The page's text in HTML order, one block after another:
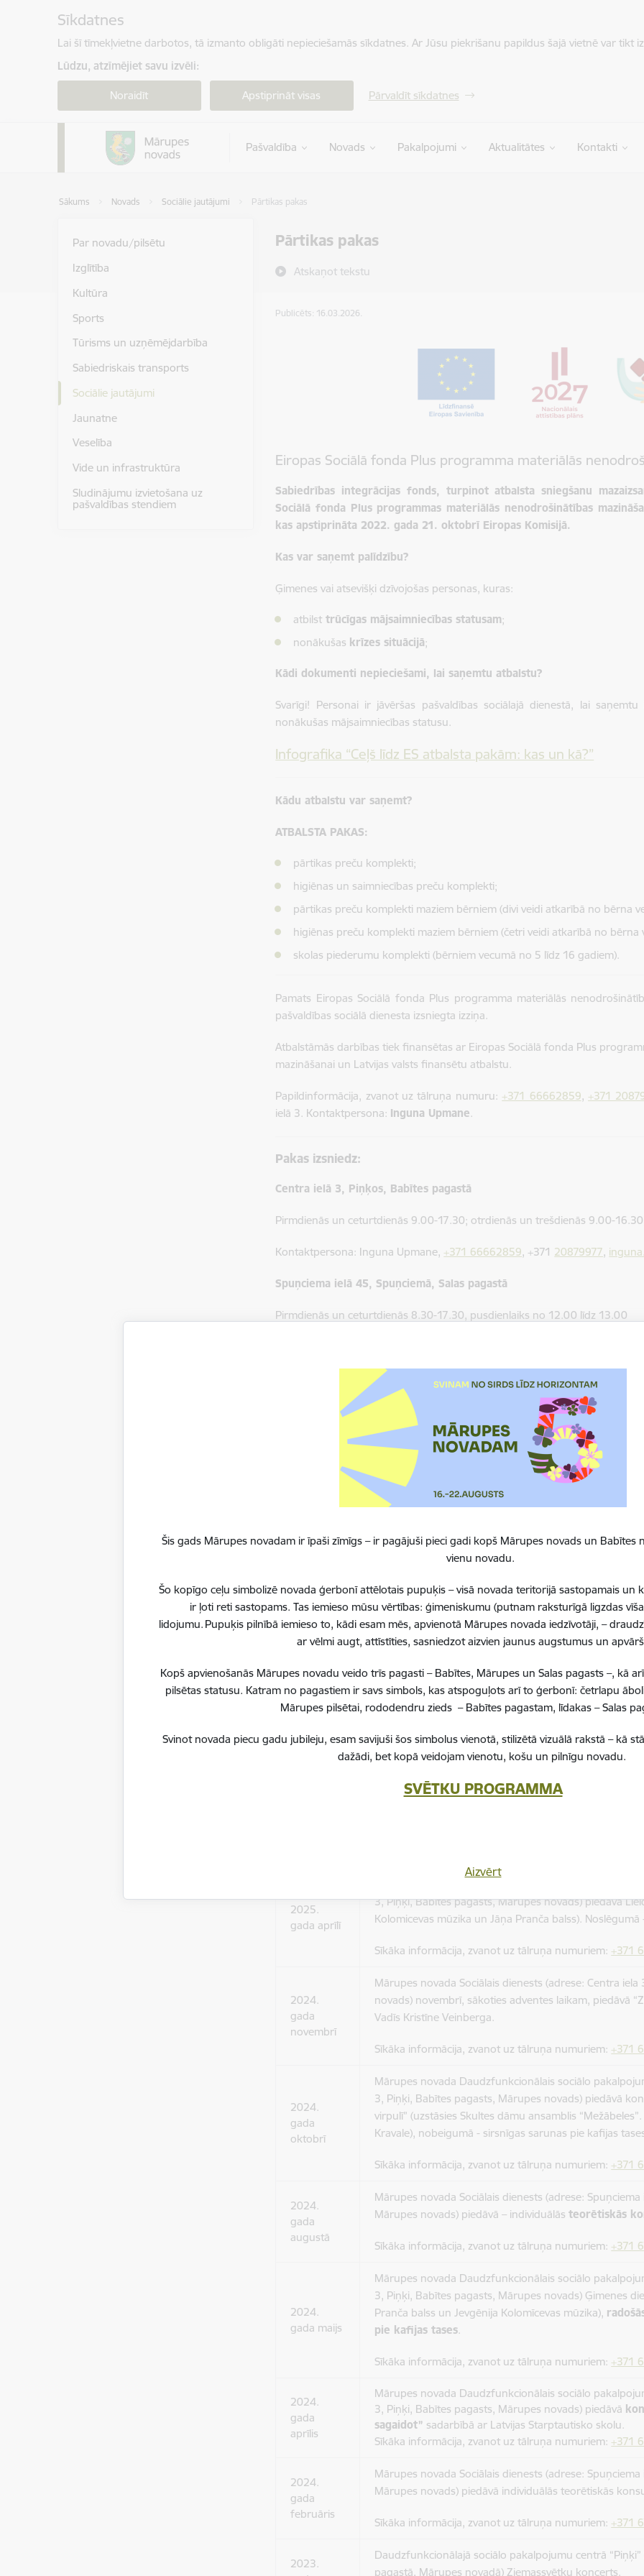
Sīkdatnes
Lai šī tīmekļvietne darbotos, tā izmanto obligāti nepieciešamās sīkdatnes. Ar Jūsu piekrišanu papildus šajā vietnē var tikt
Lūdzu, atzīmējiet savu izvēli:
Noraidīt Apstiprināt visas Pārvaldīt sīkdatnes
Pašvaldība Novads Pakalpojumi Aktualitātes Kontakti
Sākums Novads Sociālie jautājumi Pārtikas pakas
Pārtikas pakas
Atskaņot tekstu
Šis gads Mārupes novadam ir īpaši zīmīgs – ir pagājuši pieci gadi kopš Mārupes novads un
vienu novadu.
Šo kopīgo ceļu simbolizē novada ģerbonī attēlotais pupuķis – visā novada teritorijā sastopamais un
ir ļoti reti sastopams. Tas iemieso mūsu vērtības: ģimeniskumu (putnam raksturīgā ligzdas
lidojumu. Pupuķis pilnībā iemieso to, kādi esam mēs, apvienotā Mārupes novada iedzīvotāji, –
ar vēlmi augt, attīstīties, sasniedzot aizvien jaunus augstumus un
Kopš apvienošanās Mārupes novadu veido trīs pagasti – Babītes, Mārupes un Salas pagasts –, kā
pilsētas statusu. Katram no pagastiem ir savs simbols, kas atspoguļots arī to ģerbonī: četrlapu
Mārupes pilsētai, rododendru zieds – Babītes pagastam, līdakas – Salas
Svinot novada piecu gadu jubileju, esam savijuši šos simbolus vienotā, stilizētā vizuālā rakstā – kā
dažādi, bet kopā veidojam vienotu, košu un pilnīgu novadu.
SVĒTKU PROGRAMMA
Aizvērt
Par novadu/pilsētu
Izglītība
Kultūra
Sports
Tūrisms un uzņēmējdarbība
Sabiedriskais transports
Sociālie jautājumi
Jaunatne
Veselība
Vide un infrastruktūra
Sludinājumu izvietošana uz
pašvaldības stendiem
Publicēts: 16.03.2026.
Eiropas Sociālā fonda Plus programma materiālās
Sabiedrības integrācijas fonds, turpinot atbalsta sniegšanu
Sociālā fonda Plus programmas materiālās nenodrošinātības
kas apstiprināta 2022. gada 21. oktobrī Eiropas Komisijā.
Kas var saņemt palīdzību?
Ģimenes vai atsevišķi dzīvojošas personas, kuras:
atbilst trūcīgas mājsaimniecības statusam;
nonākušas krīzes situācijā;
Kādi dokumenti nepieciešami, lai saņemtu atbalstu?
Svarīgi! Personai ir jāvēršas pašvaldības sociālajā dienestā, lai
nonākušas mājsaimniecības statusu.
Infografika “Ceļš līdz ES atbalsta pakām: kas un kā?”
Kādu atbalstu var saņemt?
ATBALSTA PAKAS:
pārtikas preču komplekti;
higiēnas un saimniecības preču komplekti;
pārtikas preču komplekti maziem bērniem (divi veidi atkarībā no bērna
higiēnas preču komplekti maziem bērniem (četri veidi atkarībā no bērna
skolas piederumu komplekti (bērniem vecumā no 5 līdz 16 gadiem).
Pamats Eiropas Sociālā fonda Plus programma materiālās
pašvaldības sociālā dienesta izsniegta izziņa.
Atbalstāmās darbības tiek finansētas ar Eiropas Sociālā fonda Plus
mazināšanai un Latvijas valsts finansētu atbalstu.
Papildinformācija, zvanot uz tālruņa numuru:+371 66662859, +371
ielā 3. Kontaktpersona: Inguna Upmane.
Pakas izsniedz:
Centra ielā 3, Piņķos, Babītes pagastā
Pirmdienās un ceturtdienās 9.00-17.30; otrdienās un trešdienās 9.00-
Kontaktpersona: Inguna Upmane,+371 66662859, +371 20879977,
Spuņciema ielā 45, Spuņciemā, Salas pagastā
Pirmdienās un ceturtdienās 8.30-17.30, pusdienlaiks no 12.00 līdz 13.00
Mārupes novada Daudzfunkcionālais sociālo
Piņķi, Babītes pagastā, Mārupes novadā) piedāvā
Jevgēnijas Kolomīcevas mūziku un Jāņa Pranča balsi.
Sīkāka informācija, zvanot uz tālruņa numuriem:
aprīlī
Mārupes novada Daudzfunkcionālais sociālo
Kolomīcevas mūzika, Jāņa Pranča balss.
Sīkāka informācija, zvanot uz tālruņa numuriem:
2025.
gada
decembrī
Mārupes novada Daudzfunkcionālais sociālo
3, Piņķi, Babītes pagasts, Mārupes novads) piedāvā
Radošā darba noformēšanā un kompozīcijas izveidē
Rulle.
2025.
oktobrī
Mārupes novada Daudzfunkcionālais sociālo
3, Piņķi, Babītes pagasts, Mārupes novads)
Sīkāka informācija, zvanot uz tālruņa numuriem:+371
Mārupes novada Daudzfunkcionālais sociālo
2025.
gada aprīlī
3, Piņķi, Babītes pagasts, Mārupes novads) piedāvā
Kolomicevas mūzika un Jāņa Pranča balss).
Sīkāka informācija, zvanot uz tālruņa numuriem:+371
2024.
gada
novembrī
Mārupes novada Sociālais dienests (adrese: Centra
novads) novembrī, sākoties adventes laikam, piedāvā
Vadīs Kristīne Veinberga.
Sīkāka informācija, zvanot uz tālruņa numuriem:+371
2024.
gada
oktobrī
Mārupes novada Daudzfunkcionālais sociālo
3, Piņķi, Babītes pagasts, Mārupes novads) piedāvā
virpulī” (uzstāsies Skultes dāmu ansamblis
Kravale), nobeigumā - sirsnīgas sarunas pie kafijas
Sīkāka informācija, zvanot uz tālruņa numuriem:+371
2024.
gada
augustā
Mārupes novada Sociālais dienests (adrese:
Mārupes novads) piedāvā – individuālāsteorētiskās
Sīkāka informācija, zvanot uz tālruņa numuriem:+371
2024.
gada maijs
Mārupes novada Daudzfunkcionālais sociālo
3, Piņķi, Babītes pagasts, Mārupes novads) Ģimenes
Pranča balss un Jevgēnija Kolomīcevas mūzika),
pie kafijas tases.
Sīkāka informācija, zvanot uz tālruņa numuriem:+371
2024.
gada
aprīlis
Mārupes novada Daudzfunkcionālais sociālo
3, Piņķi, Babītes pagasts, Mārupes novads) piedāvā
sagaidot” sadarbībā ar Latvijas Starptautisko skolu.
Sīkāka informācija, zvanot uz tālruņa numuriem:+371
2024.
gada
februāris
Mārupes novada Sociālais dienests (adrese:
Mārupes novads) piedāvā individuālās teorētiskās
Sīkāka informācija, zvanot uz tālruņa numuriem:+371
2023.
Daudzfunkcionālajā sociālo pakalpojumu centrā
pagastā, Mārupes novadā) Ziemassvētku koncerts.